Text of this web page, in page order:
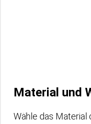
Material und
Wähle das Material